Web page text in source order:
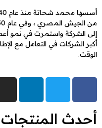
إلى الشركة واستمرت في نمو
أكبر الشركات في التعامل مع
الوقت.
أحدث المنتجات